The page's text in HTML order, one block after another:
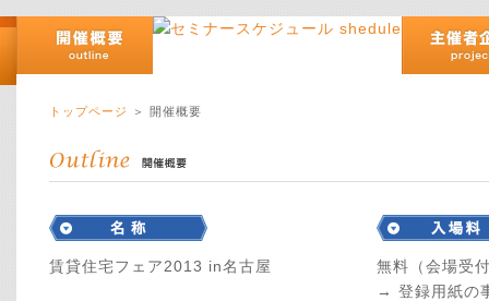
トップページ ＞ 開催概要
賃貸住宅フェア2013 in名古屋
無料（会場受
→ 登録用紙の